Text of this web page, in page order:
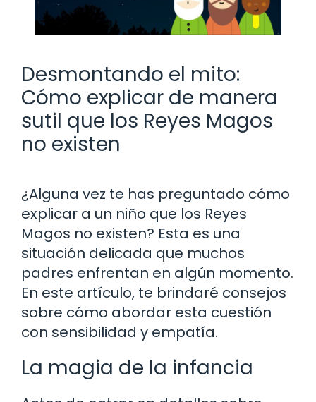
Desmontando el mito:
Cómo explicar de manera
sutil que los Reyes Magos
no existen
¿Alguna vez te has preguntado cómo
explicar a un niño que los Reyes
Magos no existen? Esta es una
situación delicada que muchos
padres enfrentan en algún momento.
En este artículo, te brindaré consejos
sobre cómo abordar esta cuestión
con sensibilidad y empatía.
La magia de la infancia